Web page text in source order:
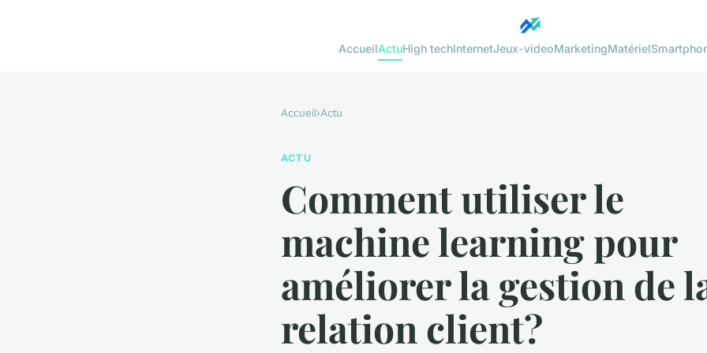
AccueilActuHigh techInternetJeux-videoMarketingMatériel
Accueil›Actu
ACTU
Comment utiliser le
machine learning pour
améliorer la gestion de
relation client?